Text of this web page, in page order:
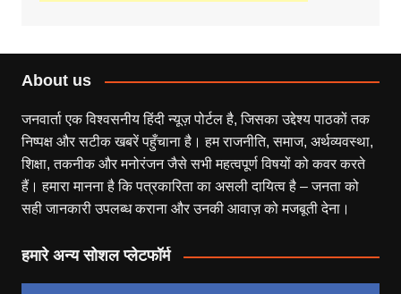
About us
जनवार्ता एक विश्वसनीय हिंदी न्यूज़ पोर्टल है, जिसका उद्देश्य पाठकों तक
निष्पक्ष और सटीक खबरें पहुँचाना है। हम राजनीति, समाज, अर्थव्यवस्था,
शिक्षा, तकनीक और मनोरंजन जैसे सभी महत्वपूर्ण विषयों को कवर करते
हैं। हमारा मानना है कि पत्रकारिता का असली दायित्व है – जनता को
सही जानकारी उपलब्ध कराना और उनकी आवाज़ को मजबूती देना।
हमारे अन्य सोशल प्लेटफॉर्म